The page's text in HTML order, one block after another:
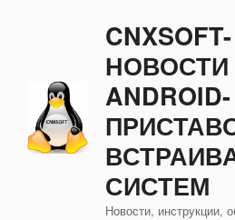
CNXSOFT-
НОВОСТИ
ANDROID-
СИСТЕМ
Новости, инструкции,